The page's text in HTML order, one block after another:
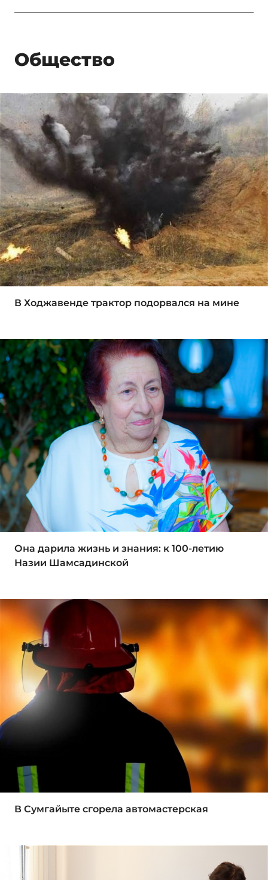
Общество
В Ходжавенде трактор подорвался на мине
Она дарила жизнь и знания: к 100-летию
Назии Шамсадинской
В Сумгайыте сгорела автомастерская